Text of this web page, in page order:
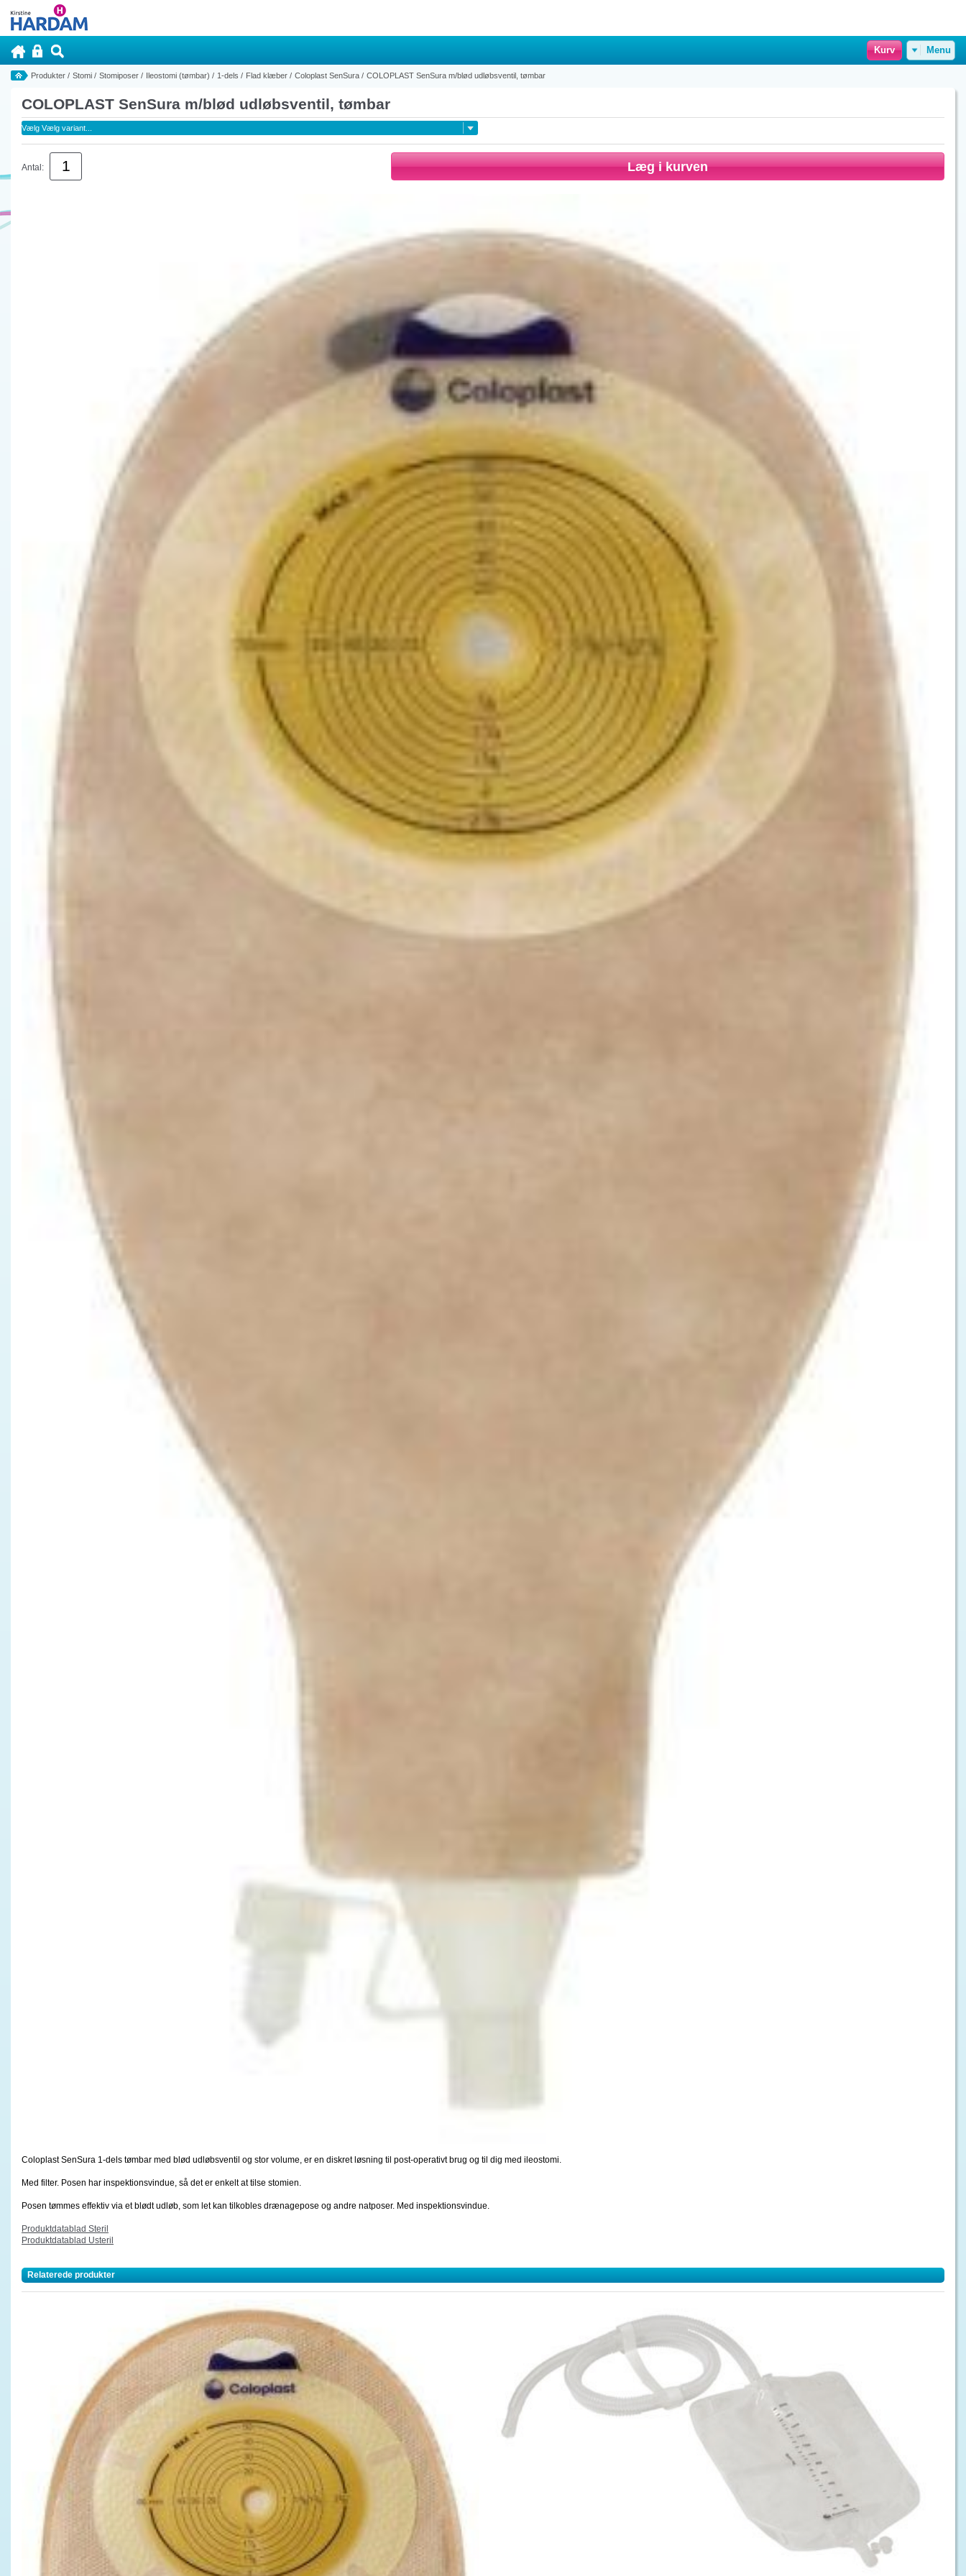
Kurv Menu
Produkter / Stomi / Stomiposer / Ileostomi (tømbar) / 1-dels / Flad klæber / Coloplast SenSura / COLOPLAST SenSura m/blød udløbsventil, tømbar
COLOPLAST SenSura m/blød udløbsventil, tømbar
Antal:
Coloplast SenSura 1-dels tømbar med blød udløbsventil og stor volume, er en diskret løsning til post-operativt brug og til dig med ileostomi.
Med filter. Posen har inspektionsvindue, så det er enkelt at tilse stomien.
Posen tømmes effektiv via et blødt udløb, som let kan tilkobles drænagepose og andre natposer. Med inspektionsvindue.
Produktdatablad Steril
Produktdatablad Usteril
Relaterede produkter